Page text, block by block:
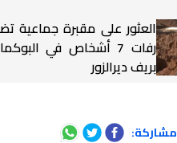
العثور على مقبرة جماعية
رفات 7 أشخاص في
بريف ديرالزور
مشاركة: